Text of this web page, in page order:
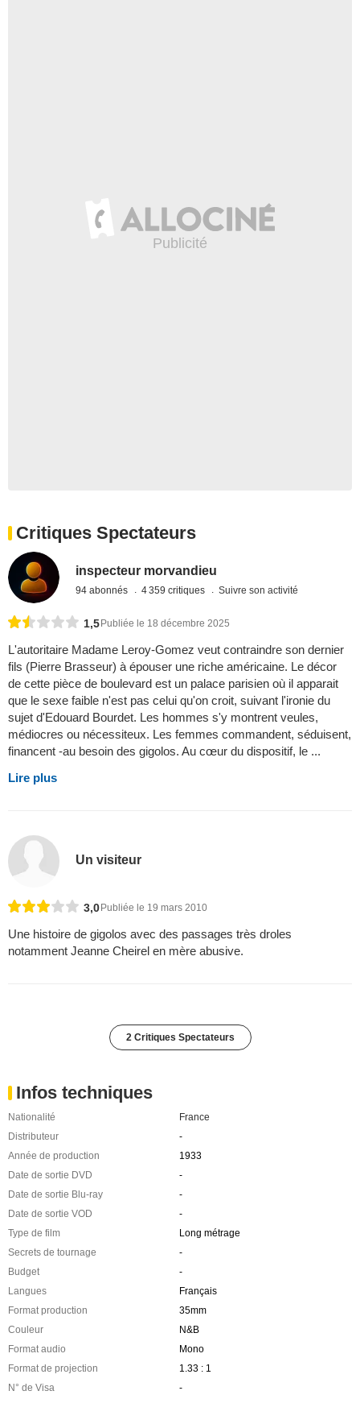
Critiques Spectateurs
inspecteur morvandieu
94 abonnés 4 359 critiques Suivre son activité
1,5 Publiée le 18 décembre 2025
L'autoritaire Madame Leroy-Gomez veut contraindre son dernier
fils (Pierre Brasseur) à épouser une riche américaine. Le décor
de cette pièce de boulevard est un palace parisien où il apparait
que le sexe faible n'est pas celui qu'on croit, suivant l'ironie du
sujet d'Edouard Bourdet. Les hommes s'y montrent veules,
médiocres ou nécessiteux. Les femmes commandent, séduisent,
financent -au besoin des gigolos. Au cœur du dispositif, le ...
Lire plus
Un visiteur
3,0Publiée le 19 mars 2010
Une histoire de gigolos avec des passages très droles
notamment Jeanne Cheirel en mère abusive.
2 Critiques Spectateurs
Infos techniques
Nationalité
France
Distributeur
-
Année de production
1933
Date de sortie DVD
-
Date de sortie Blu-ray
-
Date de sortie VOD
-
Type de film
Long métrage
Secrets de tournage
-
Budget
-
Langues
Français
Format production
35mm
Couleur
N&B
Format audio
Mono
Format de projection
1.33 : 1
N° de Visa
-